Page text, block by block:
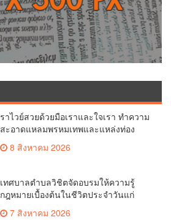
ราไวย์สวยด้วยมือเราและใจเรา ทำความ
สะอาดแหลมพรหมเทพและแหล่งท่อง
8 สิงหาคม 2026
เทศบาลตำบลวิชิตจัดอบรมให้ความรู้
กฎหมายเบื้องต้นในชีวิตประจำวันแก่
เยาวชน
7 สิงหาคม 2026